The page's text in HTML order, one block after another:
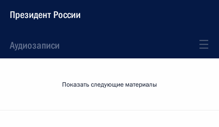
Президент России
Аудиозаписи
Показать следующие материалы